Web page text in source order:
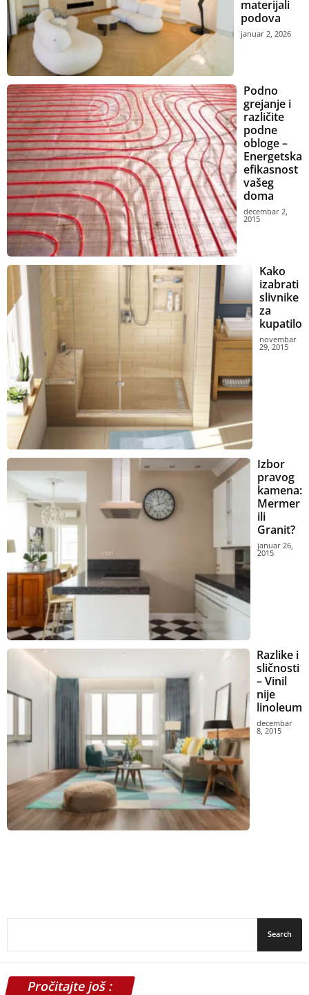
materijali
podova
januar 2, 2026
Podno
grejanje i
različite
podne
obloge –
Energetska
efikasnost
vašeg
doma
decembar 2,
2015
Kako
izabrati
slivnike
za
kupatilo
novembar
29, 2015
Izbor
pravog
kamena:
Mermer
ili
Granit?
januar 26,
2015
Razlike i
sličnosti
– Vinil
nije
linoleum
decembar
8, 2015
Pročitajte još :